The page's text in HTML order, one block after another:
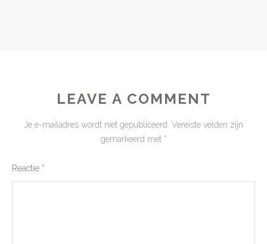
LEAVE A COMMENT
Je e-mailadres wordt niet gepubliceerd. Vereiste velden zijn
gemarkeerd met *
Reactie *